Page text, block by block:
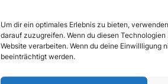
Um dir ein optimales Erlebnis zu bieten,
darauf zuzugreifen. Wenn du diesen
Website verarbeiten. Wenn du deine
beeinträchtigt werden.